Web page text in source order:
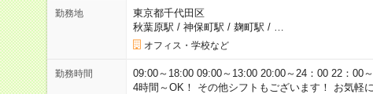
勤務地
東京都千代田区
秋葉原駅 / 神保町駅 / 麹町駅 /
オフィス・学校など
勤務時間
09:00～18:00 09:00～13:00 20:00～24：00 22：00
4時間～OK！ その他シフトもございます！ お気軽